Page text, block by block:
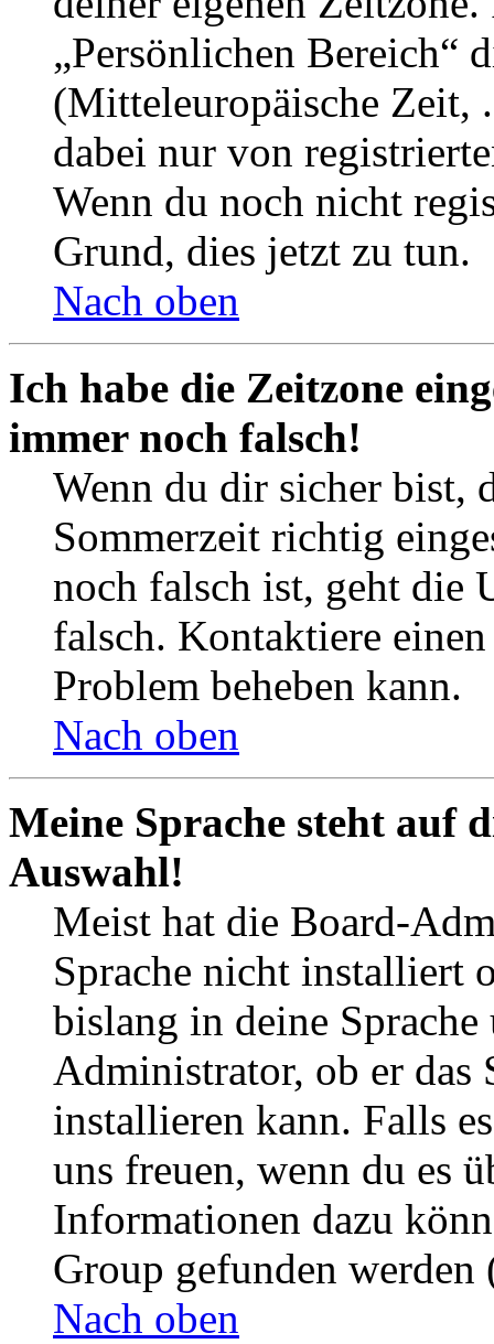
„Persönlichen Bereich“
(Mitteleuropäische Zeit,
dabei nur von
Wenn du noch nicht
Grund, dies jetzt zu tun.
Nach oben
Ich habe die Zeitzone
immer noch falsch!
Wenn du dir sicher bist,
Sommerzeit richtig
noch falsch ist, geht die
falsch. Kontaktiere
Problem beheben kann.
Nach oben
Meine Sprache steht auf
Auswahl!
Meist hat die Board-
Sprache nicht installiert
bislang in deine
Administrator, ob er das
installieren kann. Falls
uns freuen, wenn du es
Informationen dazu
Group gefunden
Nach oben